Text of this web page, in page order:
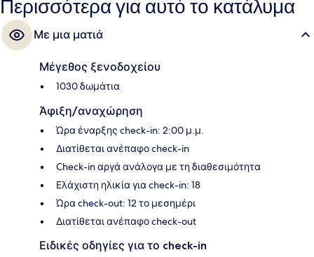
Περισσότερα για αυτό το κατάλυμα
Με μια ματιά
Μέγεθος ξενοδοχείου
1030 δωμάτια
Άφιξη/αναχώρηση
Ώρα έναρξης check-in: 2:00 μ.μ.
Διατίθεται ανέπαφο check-in
Check-in αργά ανάλογα με τη διαθεσιμότητα
Ελάχιστη ηλικία για check-in: 18
Ώρα check-out: 12 το μεσημέρι
Διατίθεται ανέπαφο check-out
Ειδικές οδηγίες για το check-in